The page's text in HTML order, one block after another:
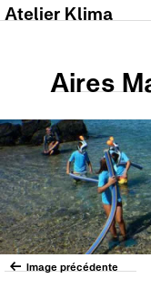
Atelier Klima
Aires
Image précédente